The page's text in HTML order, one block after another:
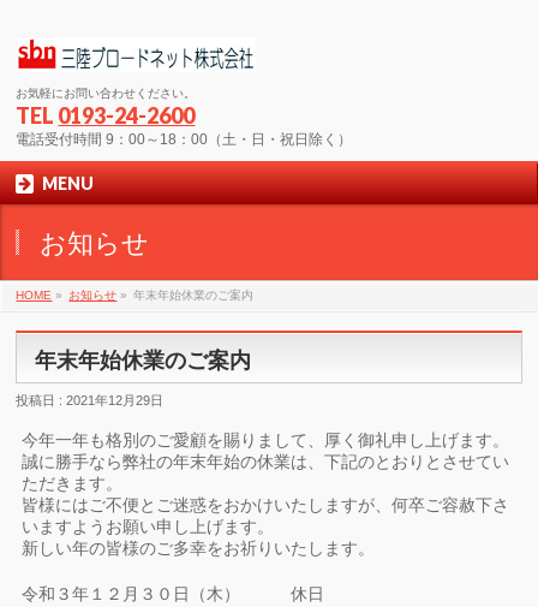
お気軽にお問い合わせください。
TEL 0193-24-2600
電話受付時間 9：00～18：00（土・日・祝日除く）
MENU
お知らせ
HOME » お知らせ » 年末年始休業のご案内
年末年始休業のご案内
投稿日 : 2021年12月29日
今年一年も格別のご愛顧を賜りまして、厚く御礼申し上げます。
誠に勝手なら弊社の年末年始の休業は、下記のとおりとさせてい
ただきます。
皆様にはご不便とご迷惑をおかけいたしますが、何卒ご容赦下さ
いますようお願い申し上げます。
新しい年の皆様のご多幸をお祈りいたします。
令和３年１２月３０日（木） 休日